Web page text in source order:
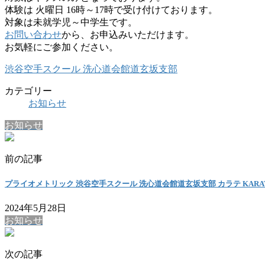
体験は 火曜日 16時～17時で受け付けております。
対象は未就学児～中学生です。
お問い合わせから、お申込みいただけます。
お気軽にご参加ください。
渋谷空手スクール 洗心道会館道玄坂支部
カテゴリー
お知らせ
お知らせ
前の記事
プライオメトリック 渋谷空手スクール 洗心道会館道玄坂支部 カラテ
2024年5月28日
お知らせ
次の記事